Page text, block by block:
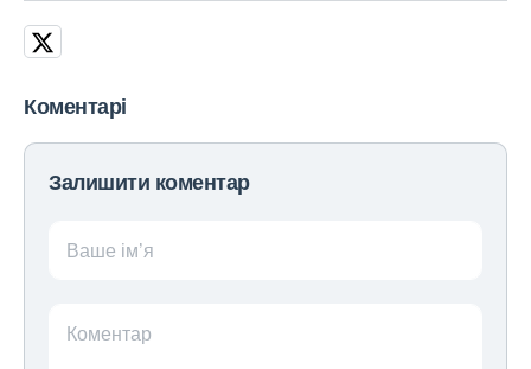
Коментарі
Залишити коментар
Ваше ім’я
Коментар